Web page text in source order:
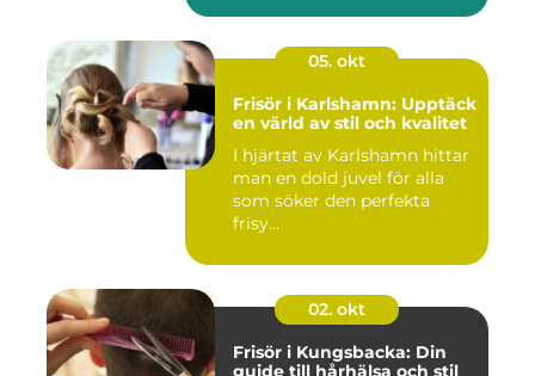
05. okt
Frisör i Karlshamn: Upptäck
en värld av stil och kvalitet
I hjärtat av Karlshamn hittar
man en dold juvel för alla
som söker den perfekta
frisy...
02. okt
Frisör i Kungsbacka: Din
guide till hårhälsa och stil